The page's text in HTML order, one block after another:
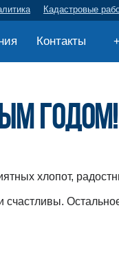
Кадастровые
Контакты
годом!
хлопот,